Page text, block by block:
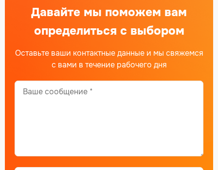
Давайте мы поможем вам
определиться с выбором
Оставьте ваши контактные данные и мы свяжемся
с вами в течение рабочего дня